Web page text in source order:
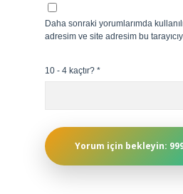
Daha sonraki yorumlarımda
adresim ve site adresim bu
10 - 4 kaçtır? *